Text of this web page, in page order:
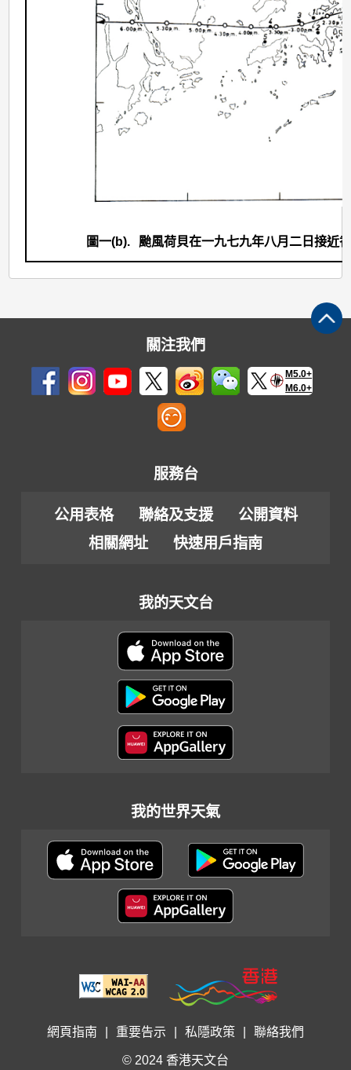
圖一(b). 颱風荷貝在一九七九年八月二日接近
關注我們
M5.0+
M6.0+
服務台
公用表格 聯絡及支援
公開資料
相關網址
快速用戶指南
我的天文台
我的世界天氣
網頁指南 重要告示 私隱政策 聯絡我們
© 2024 香港天文台